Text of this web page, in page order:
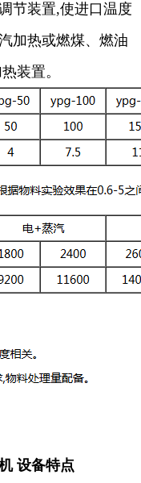
节装置,使进口温度
加热或燃煤、燃油
装置。
设备特点